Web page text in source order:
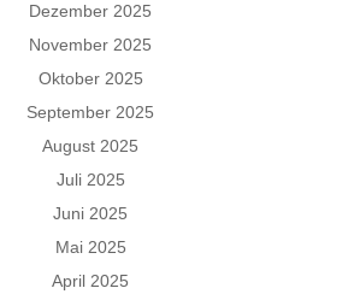
Dezember 2025
November 2025
Oktober 2025
September 2025
August 2025
Juli 2025
Juni 2025
Mai 2025
April 2025